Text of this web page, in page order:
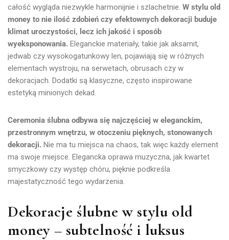
całość wygląda niezwykle harmonijnie i szlachetnie. W stylu old
money to nie ilość zdobień czy efektownych dekoracji buduje
klimat uroczystości, lecz ich jakość i sposób
wyeksponowania. Eleganckie materiały, takie jak aksamit,
jedwab czy wysokogatunkowy len, pojawiają się w różnych
elementach wystroju, na serwetach, obrusach czy w
dekoracjach. Dodatki są klasyczne, często inspirowane
estetyką minionych dekad.
Ceremonia ślubna odbywa się najczęściej w eleganckim,
przestronnym wnętrzu, w otoczeniu pięknych, stonowanych
dekoracji. Nie ma tu miejsca na chaos, tak więc każdy element
ma swoje miejsce. Elegancka oprawa muzyczna, jak kwartet
smyczkowy czy występ chóru, pięknie podkreśla
majestatyczność tego wydarzenia.
Dekoracje ślubne w stylu old
money – subtelność i luksus